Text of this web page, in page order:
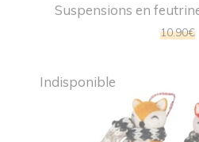
Suspensions en
10.90€
Indisponible